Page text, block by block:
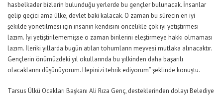
hasbelkader bizlerin bulunduğu yerlerde bu gençler bulunacak. İnsanlar
gelip geçici ama ülke, devlet baki kalacak. O zaman bu sürecin en iyi
şekilde yönetilmesi için insanın kendisini öncelikle çok iyi yetiştirmesi
lazım. İyi yetiştirilememişse o zaman birilerini eleştirmeye hakkı olmaması
lazım. İleriki yıllarda bugün atılan tohumların meyvesi mutlaka alınacaktır.
Gençlerin önümüzdeki yıl okullarında bu yılkinden daha başarılı
olacaklarını düşünüyorum. Hepinizi tebrik ediyorum” şeklinde konuştu.
Tarsus Ülkü Ocakları Başkanı Ali Rıza Genç, desteklerinden dolayı Belediye